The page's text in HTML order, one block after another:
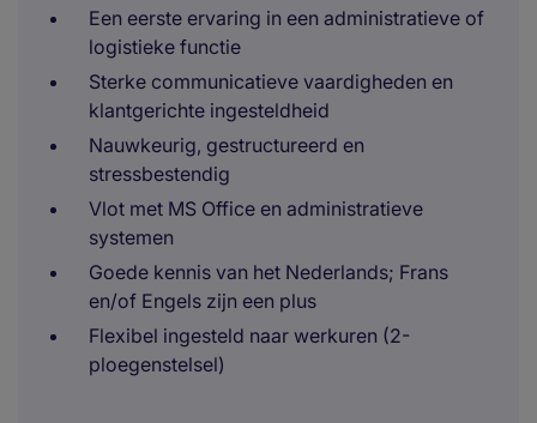
Een eerste ervaring in een administratieve of
logistieke functie
Sterke communicatieve vaardigheden en
klantgerichte ingesteldheid
Nauwkeurig, gestructureerd en
stressbestendig
Vlot met MS Office en administratieve
systemen
Goede kennis van het Nederlands; Frans
en/of Engels zijn een plus
Flexibel ingesteld naar werkuren (2-
ploegenstelsel)